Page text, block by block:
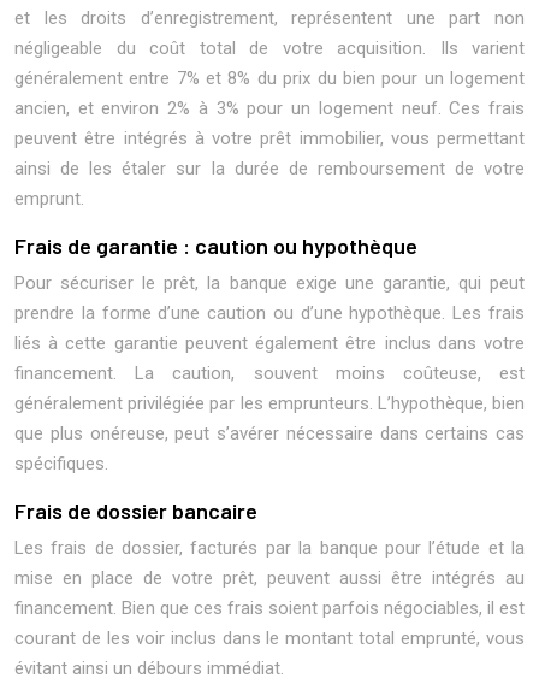
et les droits d’enregistrement, représentent une part non
négligeable du coût total de votre acquisition. Ils varient
généralement entre 7% et 8% du prix du bien pour un logement
ancien, et environ 2% à 3% pour un logement neuf. Ces frais
peuvent être intégrés à votre prêt immobilier, vous permettant
ainsi de les étaler sur la durée de remboursement de votre
emprunt.
Frais de garantie : caution ou hypothèque
Pour sécuriser le prêt, la banque exige une garantie, qui peut
prendre la forme d’une caution ou d’une hypothèque. Les frais
liés à cette garantie peuvent également être inclus dans votre
financement. La caution, souvent moins coûteuse, est
généralement privilégiée par les emprunteurs. L’hypothèque, bien
que plus onéreuse, peut s’avérer nécessaire dans certains cas
spécifiques.
Frais de dossier bancaire
Les frais de dossier, facturés par la banque pour l’étude et la
mise en place de votre prêt, peuvent aussi être intégrés au
financement. Bien que ces frais soient parfois négociables, il est
courant de les voir inclus dans le montant total emprunté, vous
évitant ainsi un débours immédiat.